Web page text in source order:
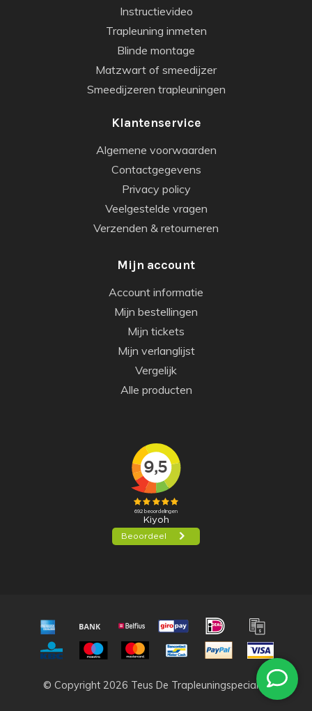
Instructievideo
Trapleuning inmeten
Blinde montage
Matzwart of smeedijzer
Smeedijzeren trapleuningen
Klantenservice
Algemene voorwaarden
Contactgegevens
Privacy policy
Veelgestelde vragen
Verzenden & retourneren
Mijn account
Account informatie
Mijn bestellingen
Mijn tickets
Mijn verlanglijst
Vergelijk
Alle producten
© Copyright 2026 Teus De Trapleuningspecialist